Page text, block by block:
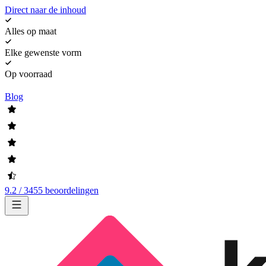
Direct naar de inhoud
Alles op maat
Elke gewenste vorm
Op voorraad
Blog
9.2 / 3455 beoordelingen